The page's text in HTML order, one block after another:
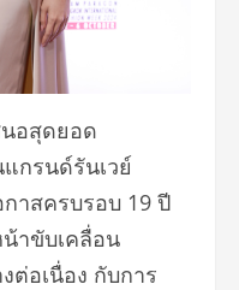
อสุดยอด
กรนด์รันเวย์
กาสครบรอบ 19 ปี
าขับเคลื่อน
อเนื่อง กับการ